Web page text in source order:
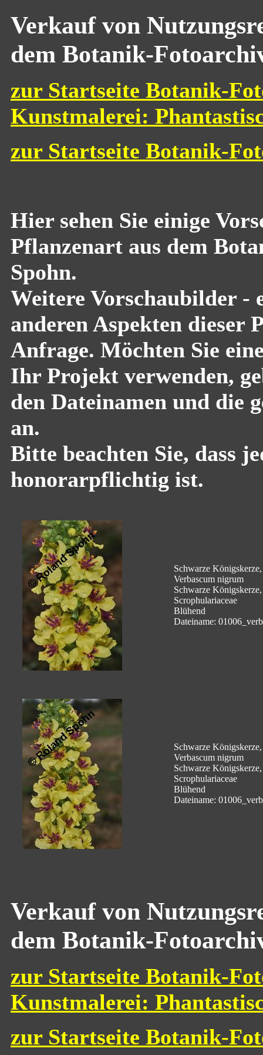
Verkauf von
dem Botanik-
zur Startseite Botanik-
Kunstmalerei:
zur Startseite Botanik-
Hier sehen Sie einige
Pflanzenart aus dem
Spohn.
Weitere Vorschaubilder -
anderen Aspekten dieser
Anfrage. Möchten Sie
Ihr Projekt verwenden,
den Dateinamen und die
an.
Bitte beachten Sie, dass
honorarpflichtig ist.
Schwarze
Verbascum nigrum
Schwarze
Scrophulariaceae
Blühend
Dateiname:
Schwarze
Verbascum nigrum
Schwarze
Scrophulariaceae
Blühend
Dateiname:
Verkauf von
dem Botanik-
zur Startseite Botanik-
Kunstmalerei:
zur Startseite Botanik-